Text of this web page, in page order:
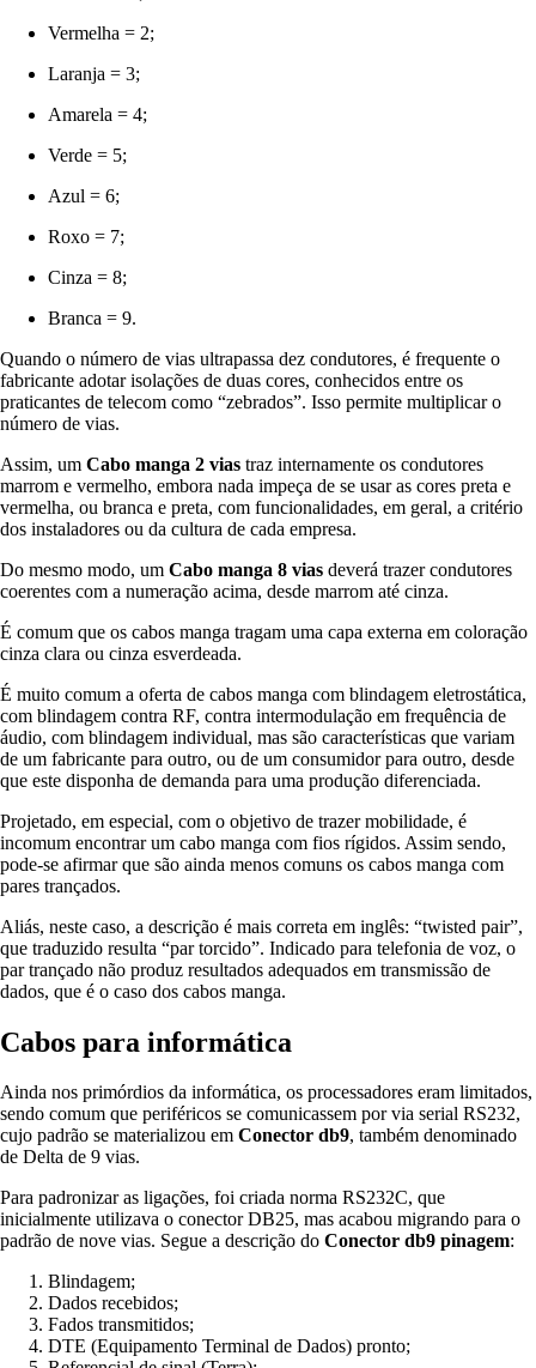
Vermelha = 2;
Laranja = 3;
Amarela = 4;
Verde = 5;
Azul = 6;
Roxo = 7;
Cinza = 8;
Branca = 9.
Quando o número de vias ultrapassa dez condutores, é frequente o
fabricante adotar isolações de duas cores, conhecidos entre os
praticantes de telecom como “zebrados”. Isso permite multiplicar o
número de vias.
Assim, um Cabo manga 2 vias traz internamente os condutores
marrom e vermelho, embora nada impeça de se usar as cores preta e
vermelha, ou branca e preta, com funcionalidades, em geral, a critério
dos instaladores ou da cultura de cada empresa.
Do mesmo modo, um Cabo manga 8 vias deverá trazer condutores
coerentes com a numeração acima, desde marrom até cinza.
É comum que os cabos manga tragam uma capa externa em coloração
cinza clara ou cinza esverdeada.
É muito comum a oferta de cabos manga com blindagem eletrostática,
com blindagem contra RF, contra intermodulação em frequência de
áudio, com blindagem individual, mas são características que variam
de um fabricante para outro, ou de um consumidor para outro, desde
que este disponha de demanda para uma produção diferenciada.
Projetado, em especial, com o objetivo de trazer mobilidade, é
incomum encontrar um cabo manga com fios rígidos. Assim sendo,
pode-se afirmar que são ainda menos comuns os cabos manga com
pares trançados.
Aliás, neste caso, a descrição é mais correta em inglês: “twisted pair”,
que traduzido resulta “par torcido”. Indicado para telefonia de voz, o
par trançado não produz resultados adequados em transmissão de
dados, que é o caso dos cabos manga.
Cabos para informática
Ainda nos primórdios da informática, os processadores eram limitados,
sendo comum que periféricos se comunicassem por via serial RS232,
cujo padrão se materializou em Conector db9, também denominado
de Delta de 9 vias.
Para padronizar as ligações, foi criada norma RS232C, que
inicialmente utilizava o conector DB25, mas acabou migrando para o
padrão de nove vias. Segue a descrição do Conector db9 pinagem:
Blindagem;
Dados recebidos;
Fados transmitidos;
DTE (Equipamento Terminal de Dados) pronto;